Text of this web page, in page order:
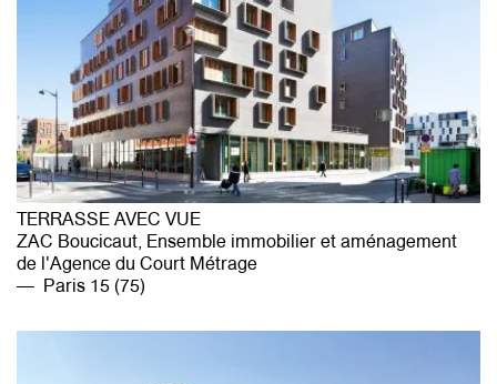
TERRASSE AVEC VUE
ZAC Boucicaut, Ensemble immobilier et aménagement
de l'Agence du Court Métrage
Paris 15 (75)